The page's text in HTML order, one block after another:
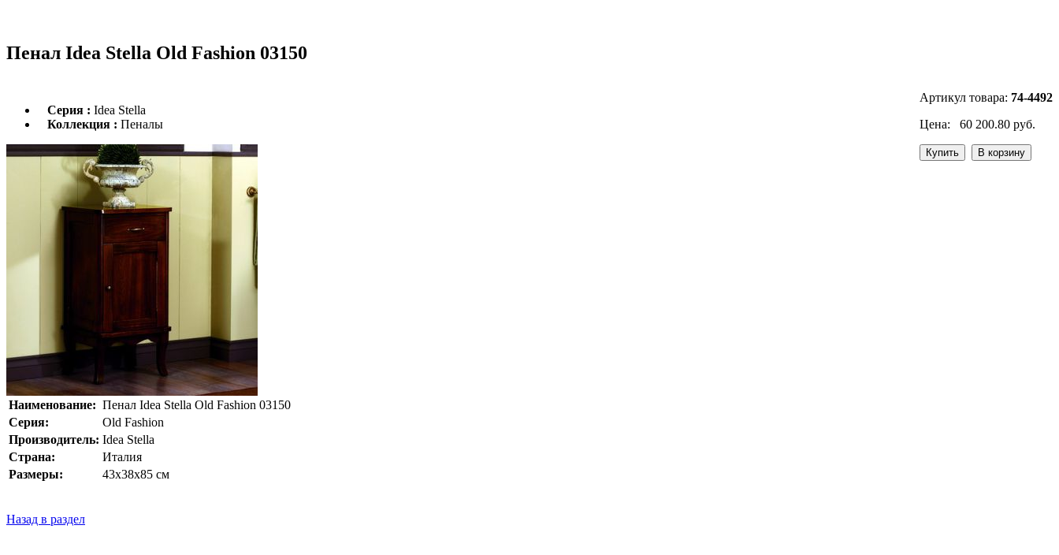
Пенал Idea Stella Old Fashion 03150
Артикул товара: 74-4492
Цена: 60 200.80 руб.
Серия : Idea Stella
Коллекция : Пеналы
Наименование: Пенал Idea Stella Old Fashion 03150
Серия:
Old Fashion
Производитель: Idea Stella
Страна:
Италия
Размеры:
43x38x85 см
Назад в раздел